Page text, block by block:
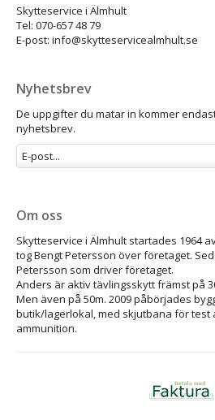
Skytteservice i Älmhult
Tel: 070-657 48 79
E-post: info@skytteservicealmhult.se
Nyhetsbrev
De uppgifter du matar in kommer
nyhetsbrev.
Om oss
Skytteservice i Älmhult startades 1964
tog Bengt Petersson över företaget.
Petersson som driver företaget.
Anders är aktiv tävlingsskytt främst på
Men även på 50m. 2009 påbörjades
butik/lagerlokal, med skjutbana för test
ammunition.